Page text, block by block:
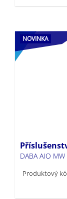
NOVINKA
DABA AIO MW
Produktový